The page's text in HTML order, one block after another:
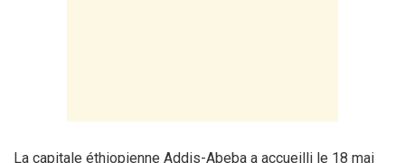
La capitale éthiopienne Addis-Abeba a accueilli le 18 mai